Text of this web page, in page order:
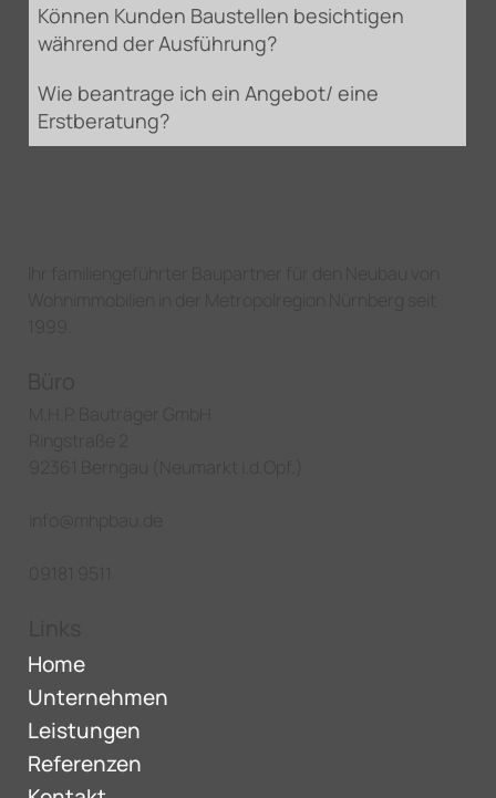
Können Kunden Baustellen besichtigen
während der Ausführung?
Wie beantrage ich ein Angebot/ eine
Erstberatung?
Home
Unternehmen
Leistungen
Referenzen